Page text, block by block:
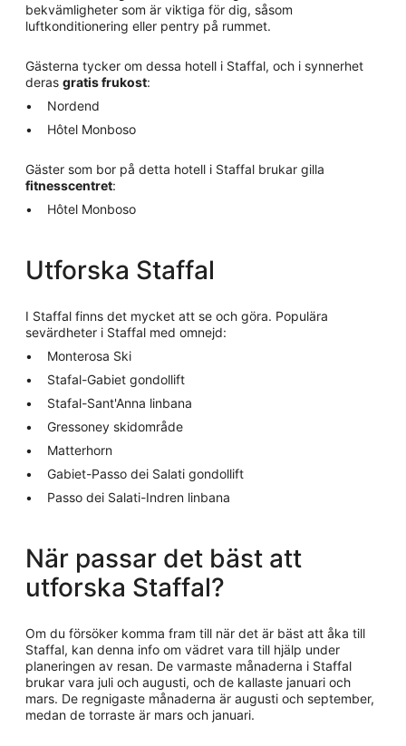
bekvämligheter som är viktiga för dig, såsom
luftkonditionering eller pentry på rummet.
Gästerna tycker om dessa hotell i Staffal, och i synnerhet
deras gratis frukost:
Nordend
Hôtel Monboso
Gäster som bor på detta hotell i Staffal brukar gilla
fitnesscentret:
Hôtel Monboso
Utforska Staffal
I Staffal finns det mycket att se och göra. Populära
sevärdheter i Staffal med omnejd:
Monterosa Ski
Stafal-Gabiet gondollift
Stafal-Sant'Anna linbana
Gressoney skidområde
Matterhorn
Gabiet-Passo dei Salati gondollift
Passo dei Salati-Indren linbana
När passar det bäst att
utforska Staffal?
Om du försöker komma fram till när det är bäst att åka till
Staffal, kan denna info om vädret vara till hjälp under
planeringen av resan. De varmaste månaderna i Staffal
brukar vara juli och augusti, och de kallaste januari och
mars. De regnigaste månaderna är augusti och september,
medan de torraste är mars och januari.